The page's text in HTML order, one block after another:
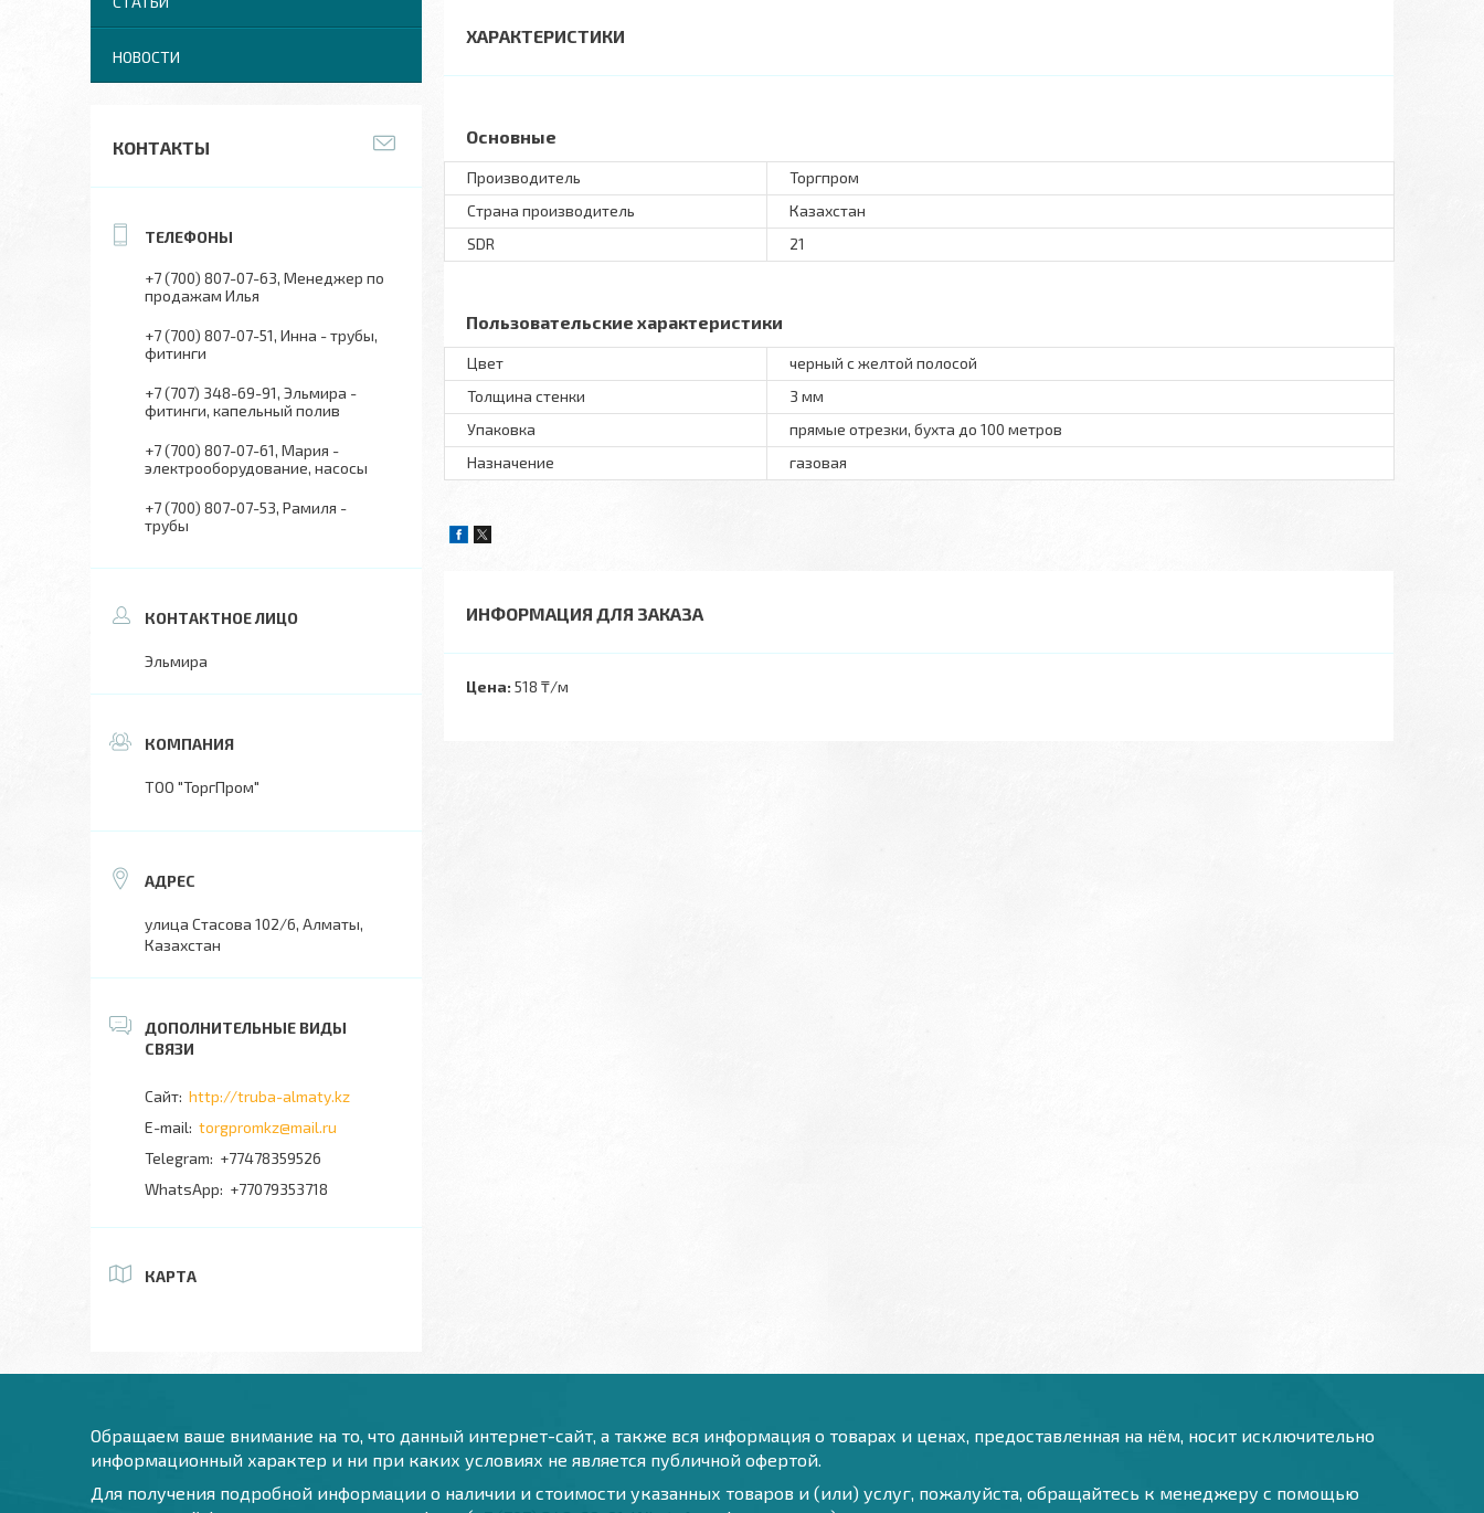
ХАРАКТЕРИСТИКИ
Основные
Производитель
Торгпром
Страна производитель
Казахстан
SDR
21
Пользовательские характеристики
Цвет
черный с желтой полосой
Толщина стенки
3 мм
Упаковка
прямые отрезки, бухта до 100 метров
Назначение
газовая
ИНФОРМАЦИЯ ДЛЯ ЗАКАЗА
Цена: 518 ₸/м
НОВОСТИ
КОНТАКТЫ
+7 (700) 807-07-63 Менеджер по
продажам Илья
+7 (700) 807-07-51 Инна - трубы,
фитинги
+7 (707) 348-69-91 Эльмира -
фитинги, капельный полив
+7 (700) 807-07-61 Мария -
электрооборудование, насосы
+7 (700) 807-07-53 Рамиля -
трубы
Эльмира
ТОО "ТоргПром"
улица Стасова 102/6, Алматы,
Казахстан
http://truba-almaty.kz
torgpromkz@mail.ru
+77478359526
+77079353718
КАРТА
Обращаем ваше внимание на то, что данный интернет-сайт, а также вся информация о товарах и ценах, предоставленная на нём, носит исключительно
информационный характер и ни при каких условиях не является публичной офертой.
Для получения подробной информации о наличии и стоимости указанных товаров и (или) услуг, пожалуйста, обращайтесь к менеджеру с помощью